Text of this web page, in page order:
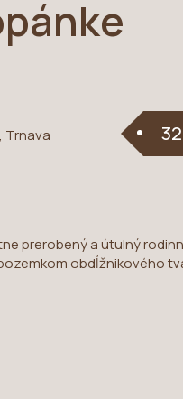
Trnava
prerobený a útulný
obdĺžnikového